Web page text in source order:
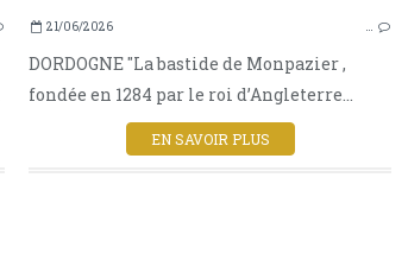
DORDOGNE
PÉRIGORD
RÉGION NOUVELLE AQUITAINE
ARCHITECTURE
21/06/2026 …
DORDOGNE "La bastide de Monpazier ,
fondée en 1284 par le roi d’Angleterre...
EN SAVOIR PLUS